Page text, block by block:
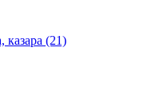
казара (21)